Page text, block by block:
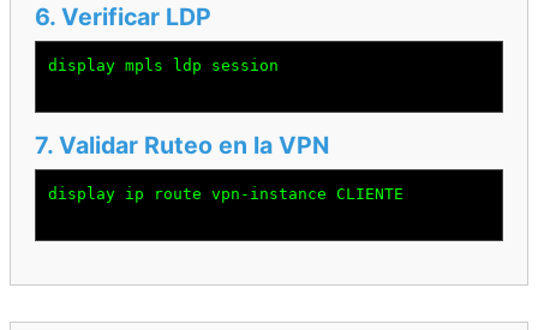
6. Verificar LDP
display mpls ldp session
7. Validar Ruteo en la VPN
display ip route vpn-instance CLIENTE